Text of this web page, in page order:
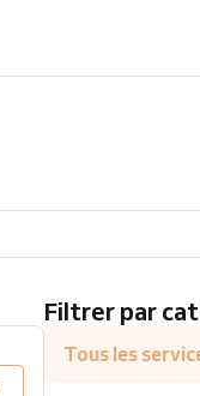
Filtrer par
Tous les